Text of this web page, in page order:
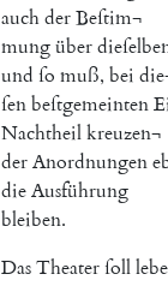
auchderBeſtim¬
mungüber
und ſo muß, bei
ſenbeſtgemeinten
Nachtheilkreuzen¬
derAnordnungen
dieAusführung
bleiben.
DasTheaterſoll